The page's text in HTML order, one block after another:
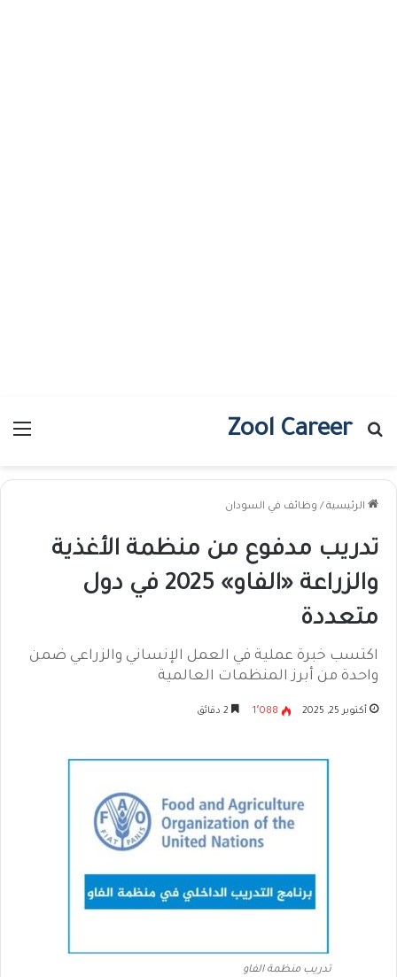
Zool Career
بحث عن
الرئيسية / وظائف في السودان
تدريب مدفوع من منظمة الأغذية
والزراعة «الفاو» 2025 في دول
متعددة
اكتسب خبرة عملية في العمل الإنساني والزراعي ضمن
واحدة من أبرز المنظمات العالمية
أكتوبر 25, 2025 1٬088
تدريب منظمة الفاو